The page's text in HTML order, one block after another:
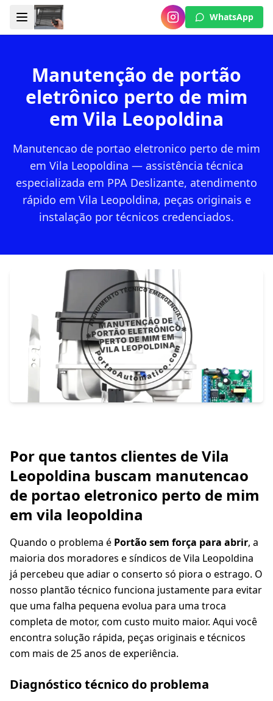
WhatsApp
Manutenção de portão
eletrônico perto de mim
em Vila Leopoldina
Manutencao de portao eletronico perto de mim
em Vila Leopoldina — assistência técnica
especializada em PPA Deslizante, atendimento
rápido em Vila Leopoldina, peças originais e
instalação por técnicos credenciados.
Por que tantos clientes de Vila
Leopoldina buscam manutencao
de portao eletronico perto de mim
em vila leopoldina
Quando o problema é Portão sem força para abrir, a
maioria dos moradores e síndicos de Vila Leopoldina
já percebeu que adiar o conserto só piora o estrago. O
nosso plantão técnico funciona justamente para evitar
que uma falha pequena evolua para uma troca
completa de motor, com custo muito maior. Aqui você
encontra solução rápida, peças originais e técnicos
com mais de 25 anos de experiência.
Diagnóstico técnico do problema